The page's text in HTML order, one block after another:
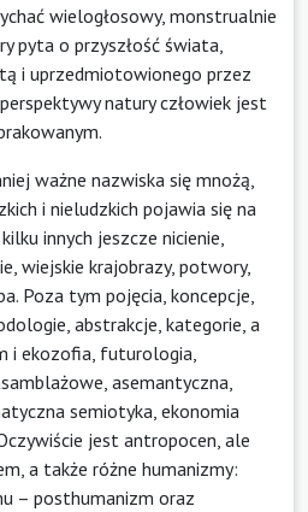
wielogłosowy, monstrualnie
pyta o przyszłość świata,
i uprzedmiotowionego przez
natury człowiek jest
ważne nazwiska się mnożą,
i nieludzkich pojawia się na
innych jeszcze nicienie,
wiejskie krajobrazy, potwory,
Poza tym pojęcia, koncepcje,
abstrakcje, kategorie, a
i ekozofia, futurologia,
asemantyczna,
semiotyka, ekonomia
jest antropocen, ale
a także różne humanizmy:
– posthumanizm oraz